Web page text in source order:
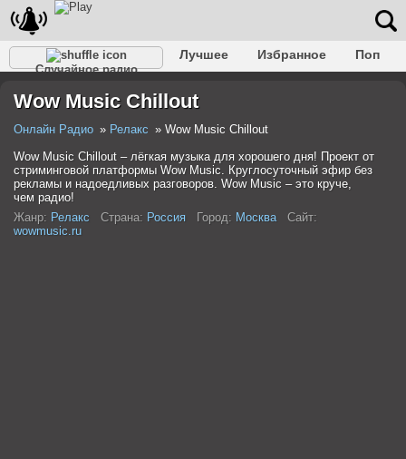
Случайное радио
Лучшее Избранное
Поп
Разговорное
Рэп Транс
Wow Music Chillout
Онлайн Радио Релакс
Wow Music Chillout
Wow Music Chillout – лёгкая музыка для хорошего дня! Проект от
стриминговой платформы Wow Music. Круглосуточный эфир без
рекламы и надоедливых разговоров. Wow Music – это круче,
чем радио!
Жанр: Релакс Страна: Россия Город: Москва
Сайт:
wowmusic.ru